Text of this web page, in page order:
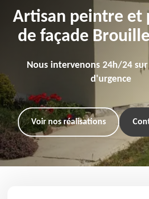
Artisan peintre et
de façade
Nous intervenons 24h/24
d'urgence
Voir nos réalisations